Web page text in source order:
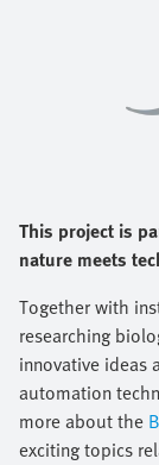
This project is
nature meets
Together with
researching
innovative ideas
automation
more about the
exciting topics